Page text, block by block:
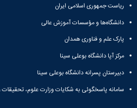
ریاست جمهوری اسلامی ایران
دانشگاه‌ها و مؤسسات آموزش عالی
پارک علم و فناوری همدان
مرکز آپا دانشگاه بوعلی سینا
دبیرستان پسرانه دانشگاه بوعلی سینا
سامانه پاسخگوئی به شکایات وزارت علوم، تحقیقات